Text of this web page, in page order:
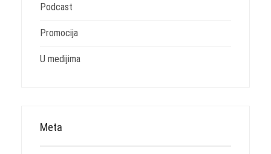
Podcast
Promocija
U medijima
Meta